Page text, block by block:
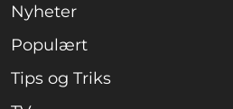
Nyheter
Populært
Tips og Triks